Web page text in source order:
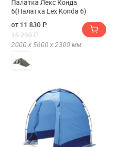
Палатка Лекс Конда
6(Палатка Lex Konda 6)
от 11 830 ₽
15 290 ₽
2000 х 5600 х2300 мм